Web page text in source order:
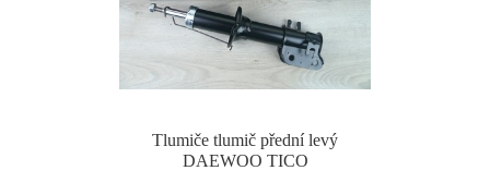
Tlumiče tlumič přední levý
DAEWOO TICO